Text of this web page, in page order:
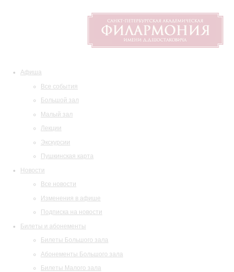
Афиша
Все события
Большой зал
Малый зал
Лекции
Экскурсии
Пушкинская карта
Новости
Все новости
Изменения в афише
Подписка на новости
Билеты и абонементы
Билеты Большого зала
Абонементы Большого зала
Билеты Малого зала